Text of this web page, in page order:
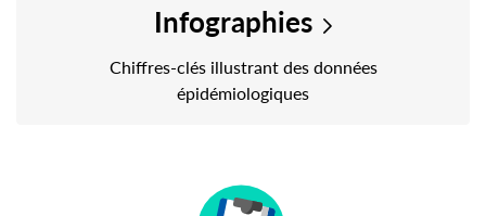
Infographies
Chiffres-clés illustrant des données
épidémiologiques